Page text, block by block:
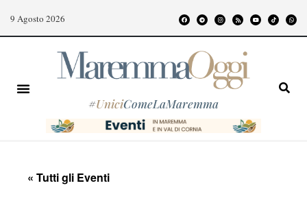
9 Agosto 2026
#UniciComeLaMaremma
« Tutti gli Eventi